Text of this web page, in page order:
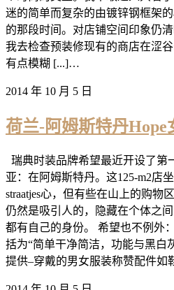
迷的简单而复杂的由镀锌钢框架
的那段时间。对店铺空间印象仍
我去检查预装修现有的商店在涩
有点模糊 [...]…
2014 年 10 月 5 日
荷兰-阿姆斯特丹Hope
瑞典时装品牌希望最近开设了第
亚：在阿姆斯特丹。这125-m2店
straatjes心，但有些在山上的购物
仍然是吸引人的，隐藏在个体之
都有自己的身份。 希望也不例外
括为“简单干净简洁，功能与黑白
提供–穿戴的男女服装称赞配件